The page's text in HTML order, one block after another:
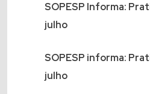
SOPESP Informa:
julho
SOPESP informa:
julho